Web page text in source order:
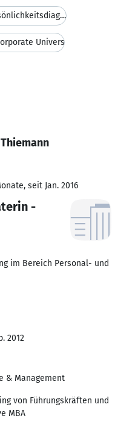
Motivations- Kompetenz- und Persönlichkeitsdiagnos
Univers
seit Jan. 2016
-
im Bereich Personal- und
2012
& Management
von Führungskräften und
MBA